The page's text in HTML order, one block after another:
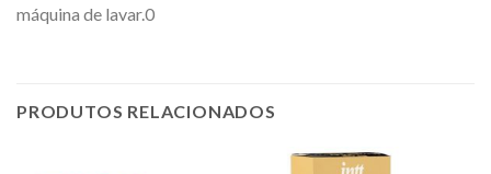
máquina de lavar.0
PRODUTOS RELACIONADOS